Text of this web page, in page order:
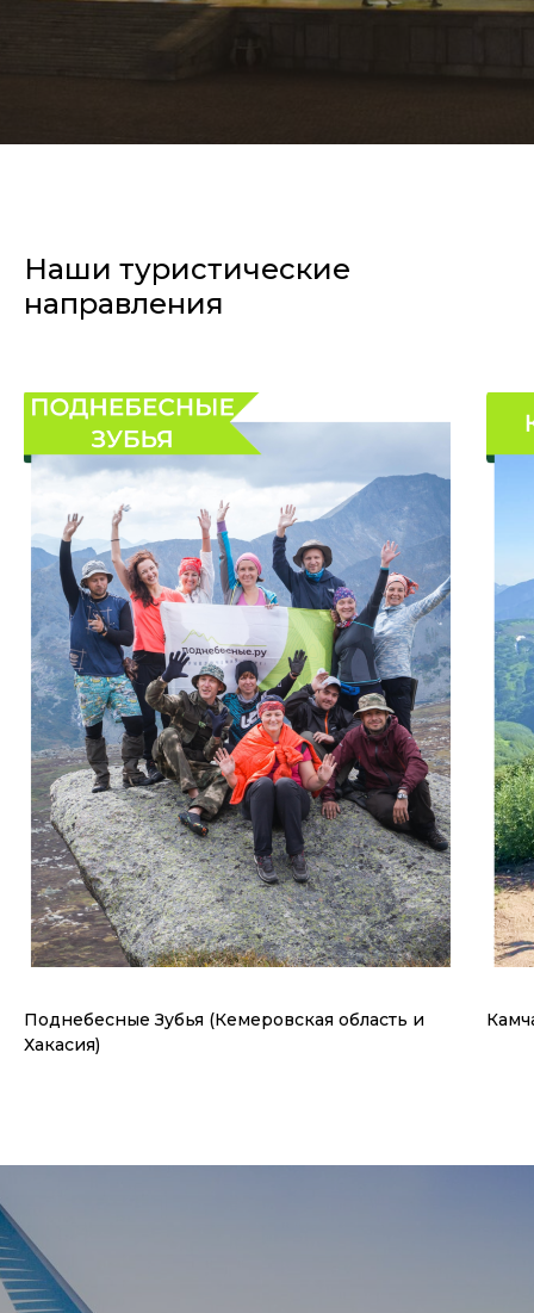
Наши туристические
направления
Поднебесные Зубья (Кемеровская область и
Хакасия)